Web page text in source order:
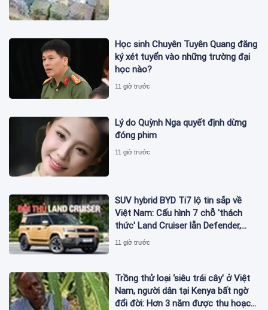
Học sinh Chuyên Tuyên Quang đăng
ký xét tuyển vào những trường đại
học nào?
11 giờ trước
Lý do Quỳnh Nga quyết định dừng
đóng phim
11 giờ trước
SUV hybrid BYD Ti7 lộ tin sắp về
Việt Nam: Cấu hình 7 chỗ 'thách
thức' Land Cruiser lẫn Defender,
chạy thuần điện hơn 150 km, dự
11 giờ trước
Trồng thử loại ‘siêu trái cây' ở Việt
Nam, người dân tại Kenya bất ngờ
đổi đời: Hơn 3 năm được thu hoạch,